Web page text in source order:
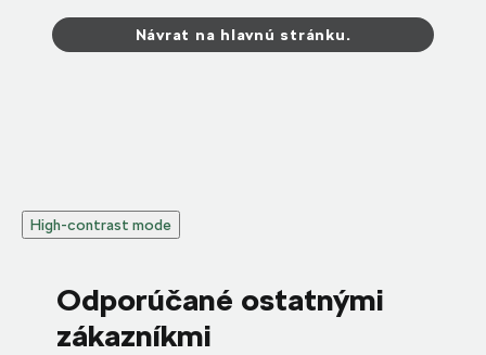
Návrat na hlavnú stránku.
High-contrast mode
Odporúčané ostatnými
zákazníkmi